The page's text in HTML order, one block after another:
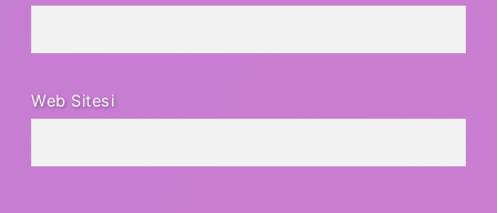
Web Sitesi